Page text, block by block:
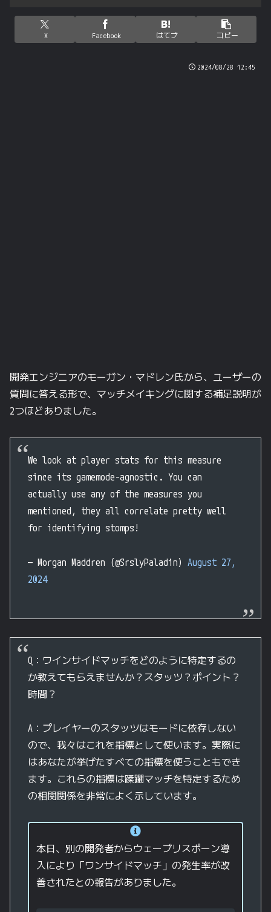
X Facebook はてブ コピー
2024/08/28 12:45
開発エンジニアのモーガン・マドレン氏から、ユーザーの
質問に答える形で、マッチメイキングに関する補足説明が
2つほどありました。
We look at player stats for this measure
since its gamemode-agnostic. You can
actually use any of the measures you
mentioned, they all correlate pretty well
for identifying stomps!
— Morgan Maddren (@SrslyPaladin) August 27,
2024
Q：ワインサイドマッチをどのように特定するの
か教えてもらえませんか？スタッツ？ポイント？
時間？
A：プレイヤーのスタッツはモードに依存しない
ので、我々はこれを指標として使います。実際に
はあなたが挙げたすべての指標を使うこともでき
ます。これらの指標は蹂躙マッチを特定するため
の相関関係を非常によく示しています。
本日、別の開発者からウェーブリスポーン導
入により「ワンサイドマッチ」の発生率が改
善されたとの報告がありました。